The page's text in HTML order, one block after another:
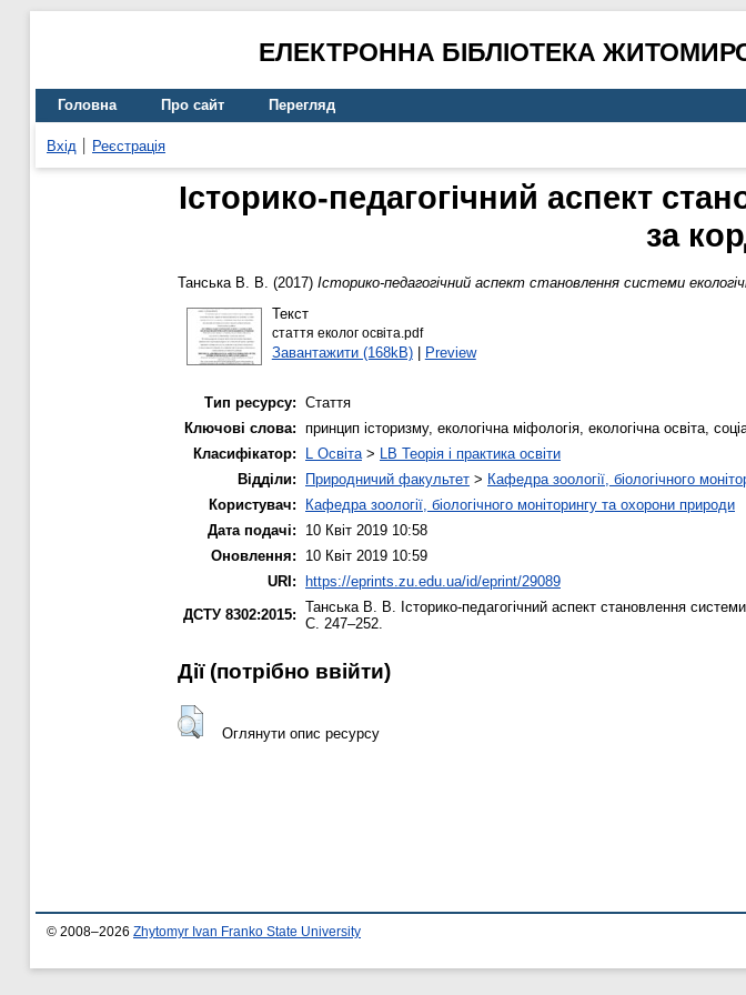
ЕЛЕКТРОННА БІБЛІОТЕКА
Головна Про сайт Перегляд
Вхід Реєстрація
Історико-педагогічний аспект
за
Танська В. В. (2017) Історико-педагогічний аспект становлення системи
Текст
стаття еколог освіта.pdf
Завантажити (168kB)| Preview
Тип ресурсу: Стаття
Ключові слова: принцип історизму, екологічна міфологія, екологічна освіта,
Класифікатор:
L Освіта> LB Теорія і практика освіти
Відділи:
Природничий факультет > Кафедра зоології, біологічного
Користувач:
Кафедра зоології, біологічного моніторингу та охорони природи
Дата подачі:
10 Квіт 2019 10:58
Оновлення:
10 Квіт 2019 10:59
URI:
https://eprints.zu.edu.ua/id/eprint/29089
ДСТУ 8302:2015: Танська В. В. Історико-педагогічний аспект становлення
С. 247–252.
Дії ​​(потрібно ввійти)
Оглянути опис ресурсу
© 2008–2026 Zhytomyr Ivan Franko State University